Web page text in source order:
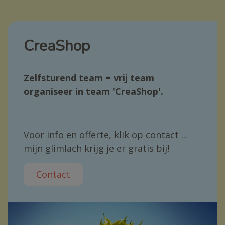
CreaShop
Zelfsturend team = vrij team
organiseer in team 'CreaShop'.
Voor info en offerte, klik op contact ...
mijn glimlach krijg je er gratis bij!
Contact